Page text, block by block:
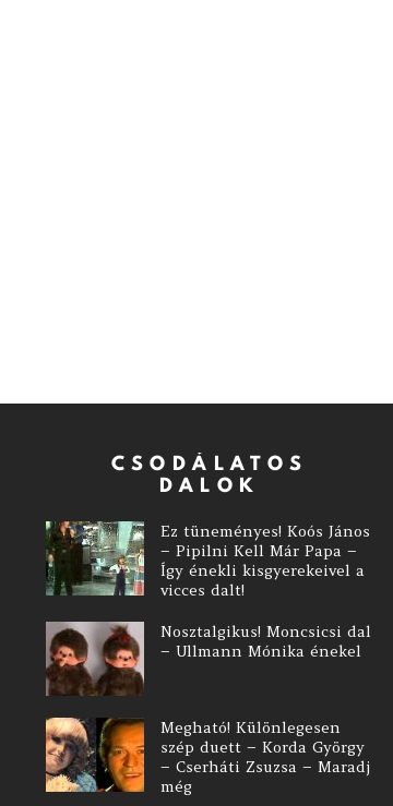
CSODÁLATOS
DALOK
Ez tüneményes! Koós János
– Pipilni Kell Már Papa –
Így énekli kisgyerekeivel a
vicces dalt!
Nosztalgikus! Moncsicsi dal
– Ullmann Mónika énekel
Megható! Különlegesen
szép duett – Korda György
– Cserháti Zsuzsa – Maradj
még